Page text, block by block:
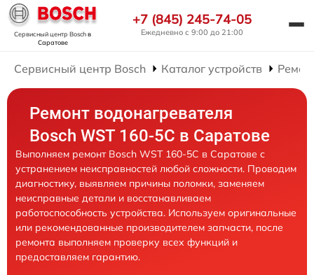
Сервисный центр Boschв
Саратове
+7 (845) 245-74-05
Ежедневно с 9:00 до 21:00
Сервисный центр Bosch Каталог устройств
Ремонт водонагревателя
Bosch WST 160-5C в Саратове
Выполняем ремонт Bosch WST 160-5C в Саратове с
устранением неисправностей любой сложности. Проводим
диагностику, выявляем причины поломки, заменяем
неисправные детали и восстанавливаем
работоспособность устройства. Используем оригинальные
или рекомендованные производителем запчасти, после
ремонта выполняем проверку всех функций и
предоставляем гарантию.